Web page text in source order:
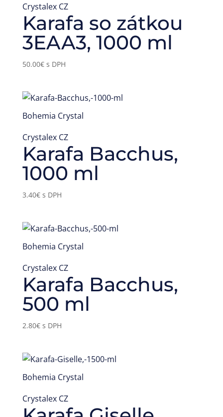
Crystalex CZ
Karafa so zátkou
3EAA3, 1000 ml
50.00€ s DPH
Bohemia Crystal
Crystalex CZ
Karafa Bacchus,
1000 ml
3.40€ s DPH
Bohemia Crystal
Crystalex CZ
Karafa Bacchus,
500 ml
2.80€ s DPH
Bohemia Crystal
Crystalex CZ